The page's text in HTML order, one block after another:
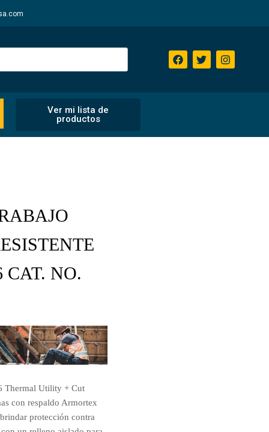
Ver mi lista de
productos
CAT. NO.
Thermal Utility + Cut
con respaldo Armortex
protección contra